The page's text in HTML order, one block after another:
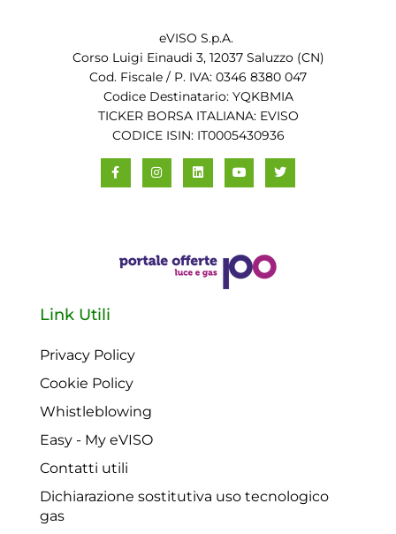
eVISO S.p.A.
Corso Luigi Einaudi 3, 12037 Saluzzo (CN)
Cod. Fiscale / P. IVA: 0346 8380 047
Codice Destinatario: YQKBMIA
TICKER BORSA ITALIANA: EVISO
CODICE ISIN: IT0005430936
Link Utili
Privacy Policy
Cookie Policy
Whistleblowing
Easy - My eVISO
Contatti utili
Dichiarazione sostitutiva uso tecnologico
gas